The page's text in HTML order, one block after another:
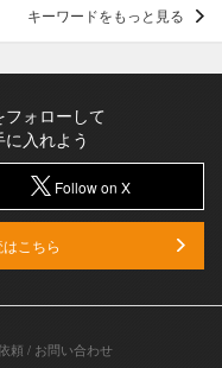
キーワードをもっと見る
ォローして
入れよう
Follow on X
こちら
頼 / お問い合わせ